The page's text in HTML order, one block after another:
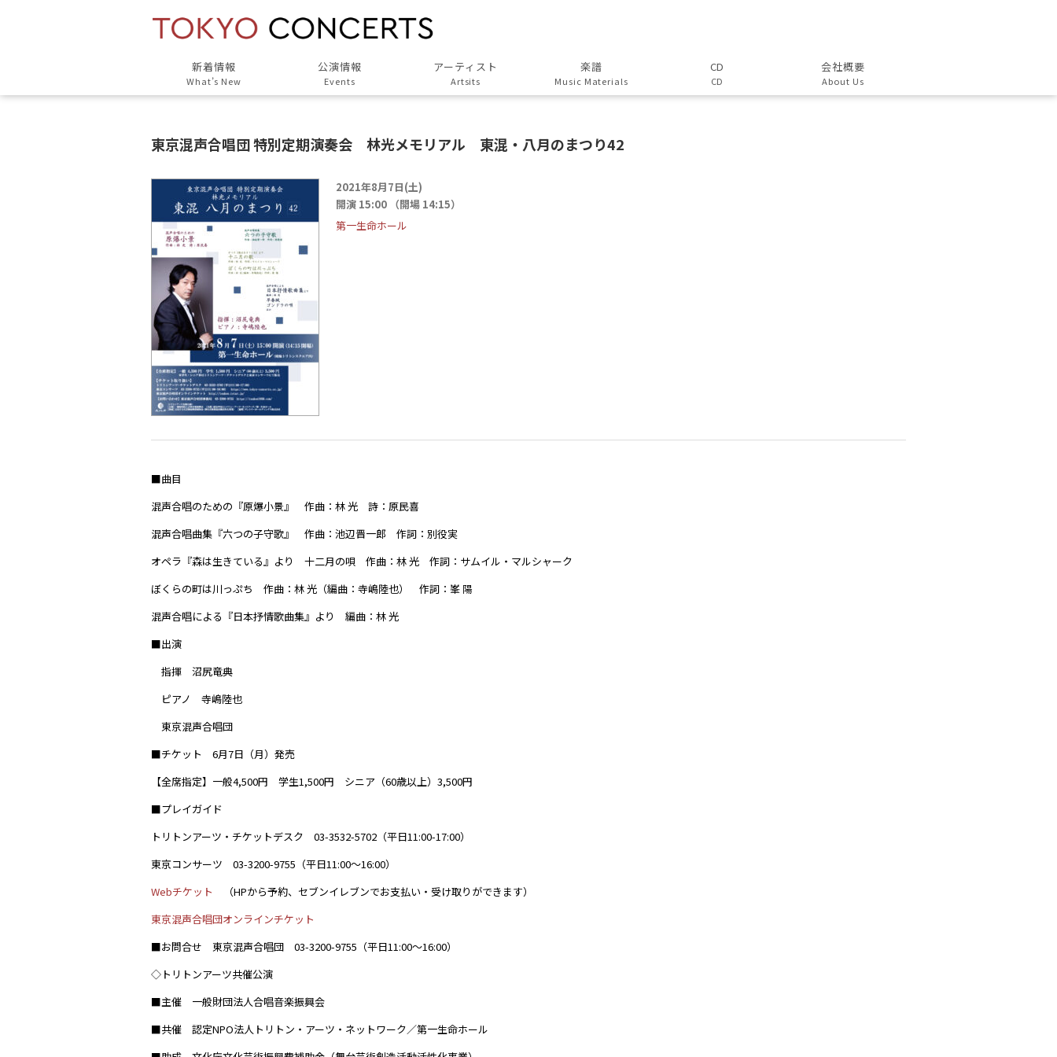
新着情報
What’s New
公演情報
Events
アーティスト
Artsits
作曲家
Musicians
楽譜
Music Materials
CD
CD
会社概要
About Us
東京混声合唱団 特別定期演奏会 林光メモリアル 東混・八月のまつり42
2021年8月7日(土)
開演 15:00 （開場 14:15）
第一生命ホール
■曲目
混声合唱のための『原爆小景』 作曲：林 光 詩：原民喜
混声合唱曲集『六つの子守歌』 作曲：池辺晋一郎 作詞：別役実
オペラ『森は生きている』より 十二月の唄 作曲：林 光 作詞：サムイル・マルシャーク
ぼくらの町は川っぷち 作曲：林 光（編曲：寺嶋陸也） 作詞：峯 陽
混声合唱による『日本抒情歌曲集』より 編曲：林 光
■出演
指揮 沼尻竜典
ピアノ 寺嶋陸也
東京混声合唱団
■チケット 6月7日（月）発売
【全席指定】一般4,500円 学生1,500円 シニア（60歳以上）3,500円
■プレイガイド
トリトンアーツ・チケットデスク 03-3532-5702（平日11:00-17:00）
東京コンサーツ 03-3200-9755（平日11:00～16:00）
Webチケット
（HPから予約、セブンイレブンでお支払い・受け取りができます）
東京混声合唱団オンラインチケット
■お問合せ 東京混声合唱団 03-3200-9755（平日11:00～16:00）
◇トリトンアーツ共催公演
■主催 一般財団法人合唱音楽振興会
■共催 認定NPO法人トリトン・アーツ・ネットワーク／第一生命ホール